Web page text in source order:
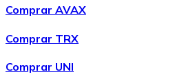
Transferencia SEPA
Comprar AVAX
Comprar TRX
Comprar UNI